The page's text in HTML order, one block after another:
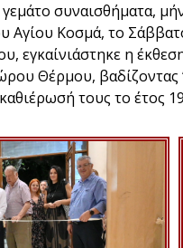
συναισθήματα,
Αγίου Κοσμά, το
εγκαίνιάστηκε η
Θέρμου,
τους το έτος